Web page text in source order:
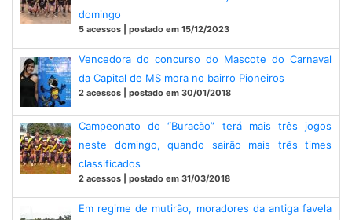
domingo
5 acessos | postado em 15/12/2023
Vencedora do concurso do Mascote do Carnaval
da Capital de MS mora no bairro Pioneiros
2 acessos | postado em 30/01/2018
Campeonato do “Buracão” terá mais três jogos
neste domingo, quando sairão mais três times
classificados
2 acessos | postado em 31/03/2018
Em regime de mutirão, moradores da antiga favela